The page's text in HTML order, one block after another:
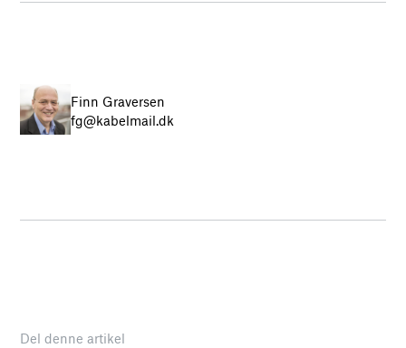
Finn Graversen
fg@kabelmail.dk
Del denne artikel